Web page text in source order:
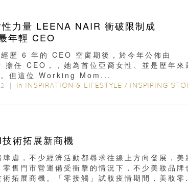
衝破限制成
年輕 CEO
歷 6 年的 CEO 空窗期後，於今年公佈由
任 CEO，，她為首位亞裔女性、並是歷年來
但這位 Working Mom...
｜ In INSPIRATION & LIFESTYLE / INSPIRING
術拓展新商機
肆虐，不少經濟活動都尋求往線上方向發展，美
零售門市營運備受衝擊的情況下，不少美妝品牌
術拓展商機。「零接觸」試妝疫情期間，美妝零